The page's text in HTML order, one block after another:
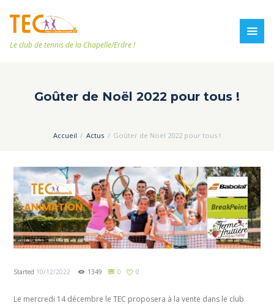
Le club de tennis de la Chapelle/Erdre !
Goûter de Noël 2022 pour tous !
Accueil Actus Goûter de Noël 2022 pour tous !
Started 10/12/2022 1349 0 0
Le mercredi 14 décembre le TEC proposera à la vente dans le club